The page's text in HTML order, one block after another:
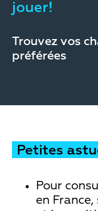
jouer!
Trouvez vos
préférées
Petites
Pour
en